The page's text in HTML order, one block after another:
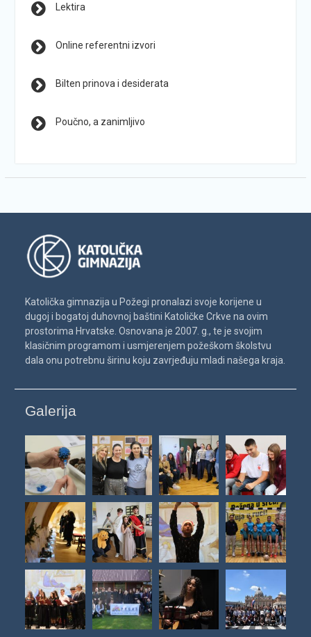
Lektira
Online referentni izvori
Bilten prinova i desiderata
Poučno, a zanimljivo
Katolička gimnazija u Požegi pronalazi svoje korijene u
dugoj i bogatoj duhovnoj baštini Katoličke Crkve na ovim
prostorima Hrvatske. Osnovana je 2007. g., te je svojim
klasičnim programom i usmjerenjem požeškom školstvu
dala onu potrebnu širinu koju zavrjeđuju mladi našega kraja.
Galerija